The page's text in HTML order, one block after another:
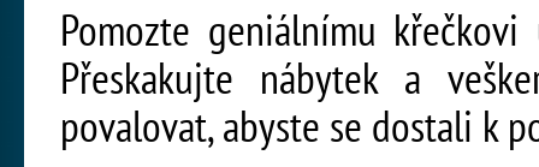
Pomozte geniálnímu
Přeskakujte nábytek a
povalovat, abyste se dostali k